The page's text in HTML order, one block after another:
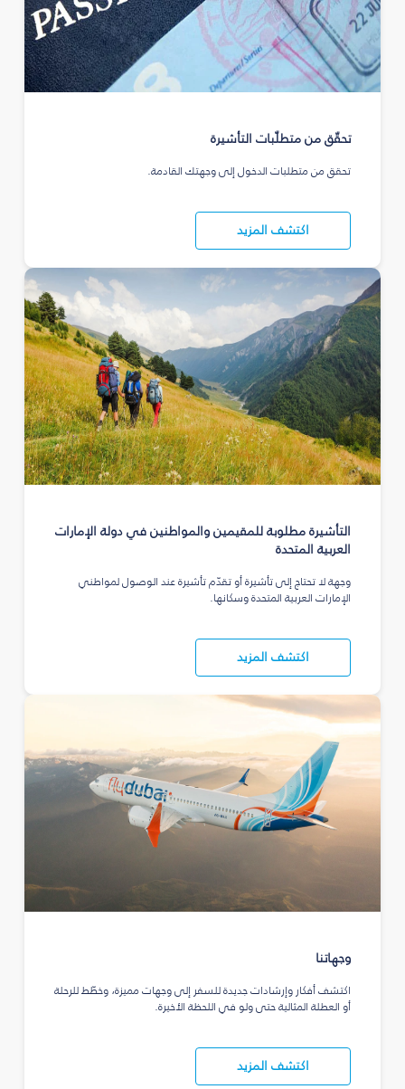
تحقّق من متطلّبات التأشيرة
تحقق من متطلبات الدخول إلى وجهتك القادمة.
اكتشف المزيد
التأشيرة مطلوبة للمقيمين والمواطنين في دولة الإمارات
العربية المتحدة
وجهة لا تحتاج إلى تأشيرة أو تقدّم تأشيرة عند الوصول لمواطني
الإمارات العربية المتحدة وسكانها.
اكتشف المزيد
وجهاتنا
اكتشف أفكار وإرشادات جديدة للسفر إلى وجهات مميزة، وخطّط للرحلة
أو العطلة المثالية حتى ولو في اللحظة الأخيرة.
اكتشف المزيد